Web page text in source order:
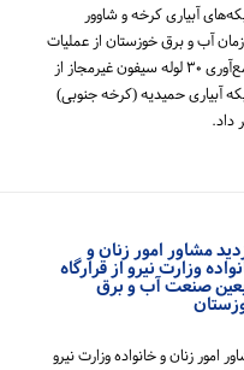
آبیاری کرخه و شاوور
آب و برق خوزستان از عملیات
جمع‌آوری ۳۰ لوله سیفون غیرمجاز از
آبیاری حمیدیه (کرخه جنوبی)
مشاور امور زنان و
وزارت نیرو از قرارگاه
صنعت آب و برق
امور زنان و خانواده وزارت نیرو